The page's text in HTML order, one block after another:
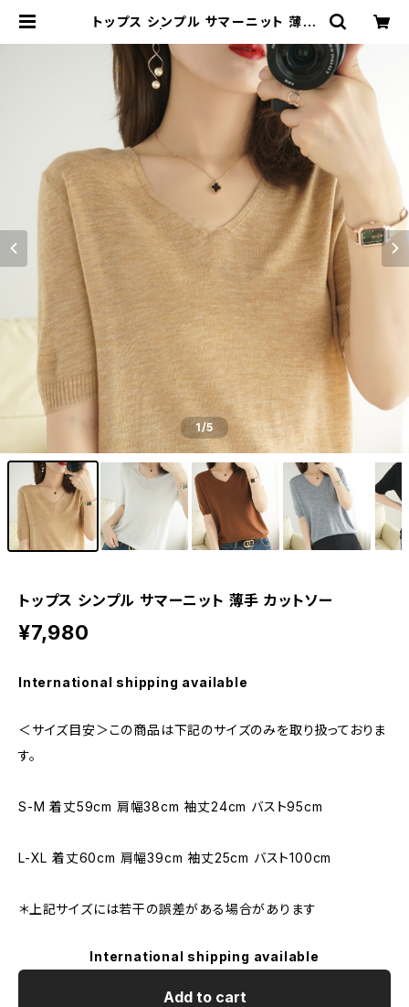
トップス シンプル サマーニット 薄手
い！全品送料無料です♪
1/5
トップス シンプル サマーニット 薄手 カットソー
¥7,980
International shipping available
＜サイズ目安＞この商品は下記のサイズのみを取り扱っておりま
す。
S-M 着丈59cm 肩幅38cm 袖丈24cm バスト95cm
L-XL 着丈60cm 肩幅39cm 袖丈25cm バスト100cm
＊上記サイズには若干の誤差がある場合があります
International shipping available
Add to cart